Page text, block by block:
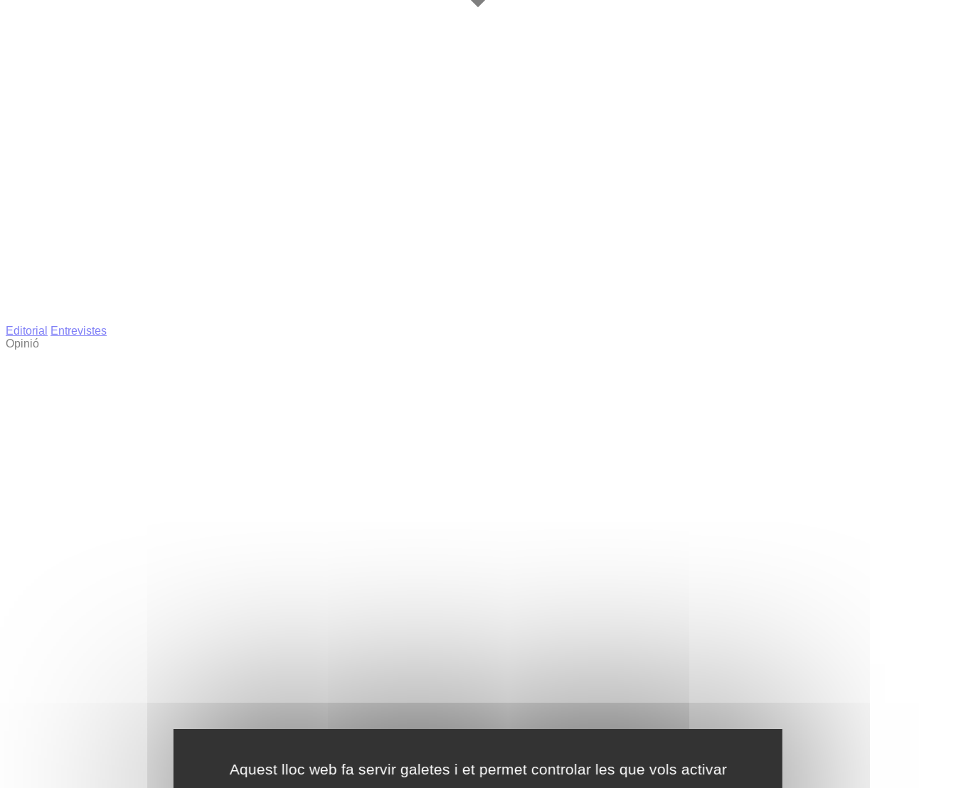
Aquest lloc web fa servir galetes i et permet controlar les que vols activar
Editorial
Entrevistes
Opinió